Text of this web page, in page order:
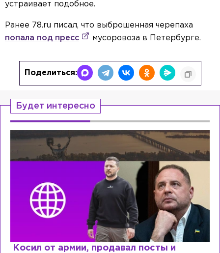
устраивает подобное.
Ранее 78.ru писал, что выброшенная черепаха
попала под пресс
мусоровоза в Петербурге.
Поделиться:
Будет интересно
Косил от армии, продавал посты и